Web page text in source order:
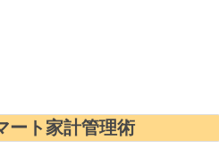
ート家計管理術